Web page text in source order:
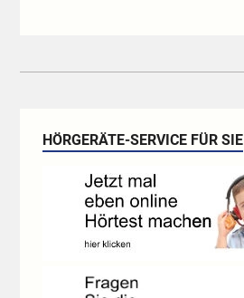
HÖRGERÄTE-SERVICE FÜR SIE